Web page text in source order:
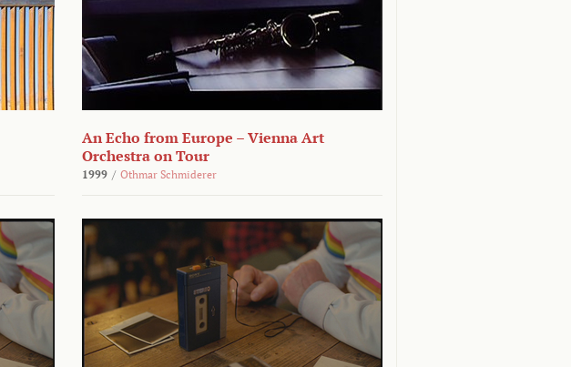
An Echo from Europe – Vienna Art
Orchestra on Tour
1999 / Othmar Schmiderer